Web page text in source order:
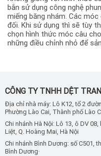
bắn sử dụng công nghệ
miếng băng nhám. Các
đối. Khi sử dụng thì sẽ tùy
chọn hình thức móc câu
những điều chỉnh nhỏ để
CÔNG TY TNHH DỆT
Địa chỉ nhà máy: Lô K12, tổ 2
Phường Lào Cai, Thành phố Lào
Chi nhánh Hà Nội: Lô 13, ô DV
Liệt, Q. Hoàng Mai, Hà Nội
Chi nhánh Bình Dương: số C501,
Bình Dương·